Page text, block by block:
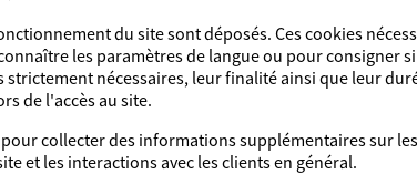
du site sont déposés. Ces cookies
les paramètres de langue ou pour consigner
strictement nécessaires, leur finalité ainsi que leur
de l'accès au site.
collecter des informations supplémentaires sur
et les interactions avec les clients en général.